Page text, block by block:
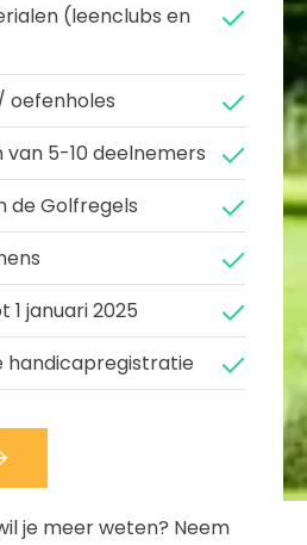
(leenclubs en
oefenholes
van 5-10 deelnemers
de Golfregels
1 januari 2025
handicapregistratie
je meer weten? Neem